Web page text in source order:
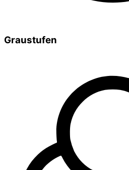
Graustufen